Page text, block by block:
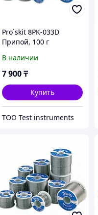
Pro`skit 8PK-033D
Припой, 100 г
В наличии
7 900₸
Купить
ТОО Test instruments